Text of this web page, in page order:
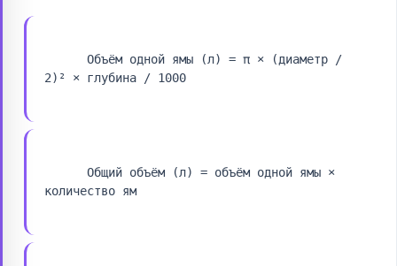
Объём одной ямы (л) = π × (диаметр /
2)² × глубина / 1000
Общий объём (л) = объём одной ямы ×
количество ям